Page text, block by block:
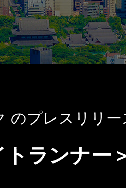
のプレスリリー
トランナー